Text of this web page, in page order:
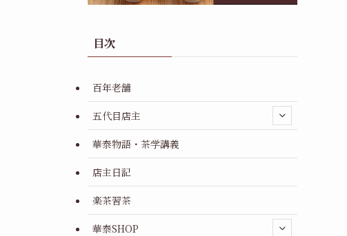
目次
百年老舗
五代目店主
華泰物語・茶学講義
店主日記
楽茶習茶
華泰SHOP